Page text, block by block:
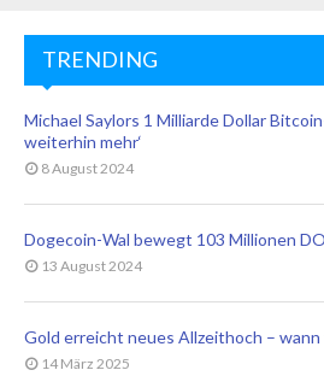
TRENDING
Michael Saylors 1 Milliarde Dollar
weiterhin mehr‘
8 August 2024
Dogecoin-Wal bewegt 103 Millionen
13 August 2024
Gold erreicht neues Allzeithoch –
14 März 2025